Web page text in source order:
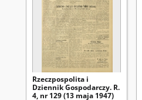
Rzeczpospolita i
Dziennik Gospodarczy. R.
4, nr 129 (13 maja 1947)